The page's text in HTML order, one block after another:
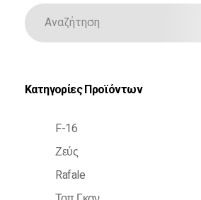
Κατηγορίες Προϊόντων
F-16
Ζεύς
Rafale